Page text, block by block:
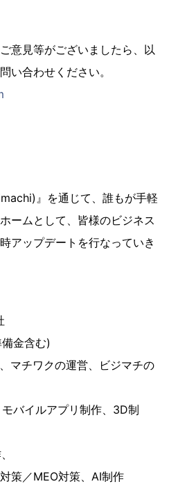
意見等がございましたら、以
い合わせください。
』を通じて、誰もが手軽
ームとして、皆様のビジネス
アップデートを行なっていき
金含む)
マチワクの運営、ビジマチの
バイルアプリ制作、3D制
策／MEO対策、AI制作